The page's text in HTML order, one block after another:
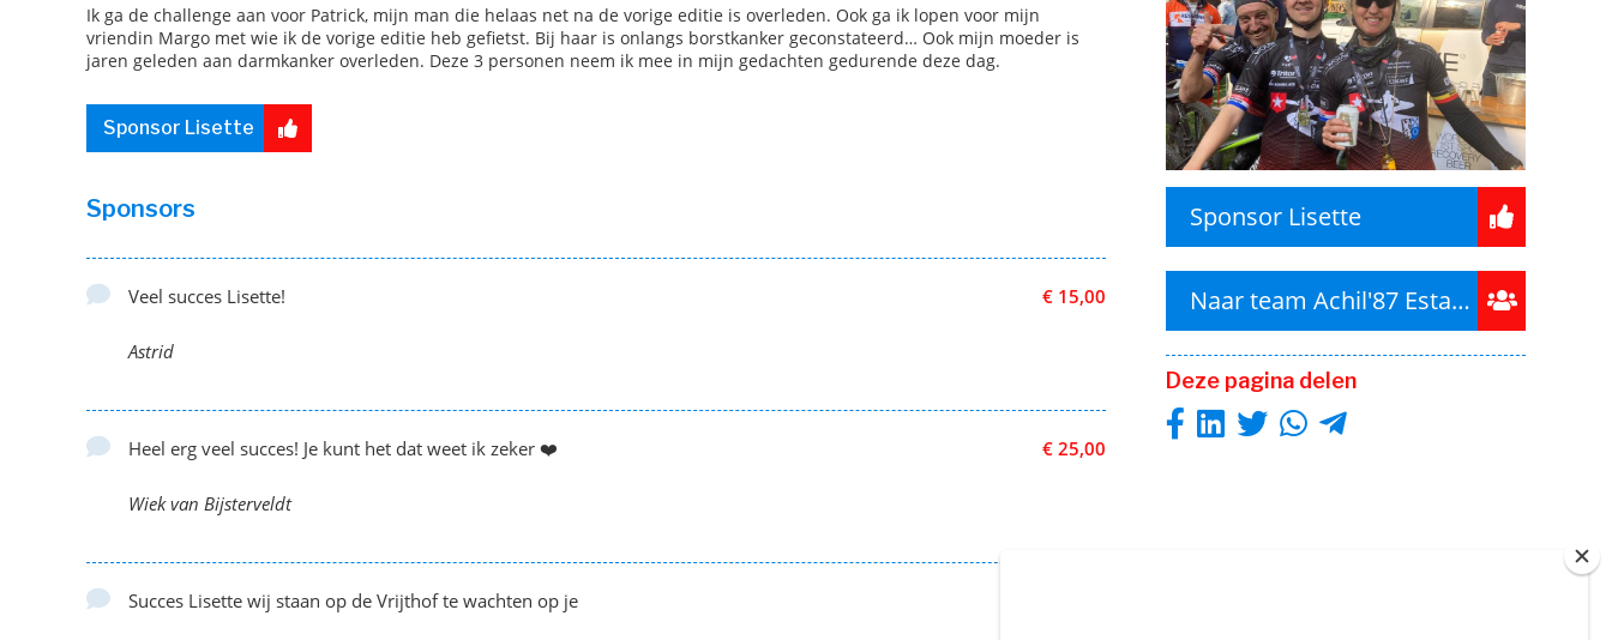
Ik ga de challenge aan voor Patrick, mijn man die helaas net na de vorige editie is overleden. Ook ga ik lopen voor mijn
vriendin Margo met wie ik de vorige editie heb gefietst. Bij haar is onlangs borstkanker geconstateerd… Ook mijn moeder is
jaren geleden aan darmkanker overleden. Deze 3 personen neem ik mee in mijn gedachten gedurende deze dag.
Sponsor Lisette
Sponsor Lisette
Naar team Achil'87 Estafette XL
Deze pagina delen
Sponsors
€ 15,00
Veel succes Lisette!
Astrid
€ 25,00
Heel erg veel succes! Je kunt het dat weet ik zeker ❤️
Wiek van Bijsterveldt
Succes Lisette wij staan op de Vrijthof te wachten op je